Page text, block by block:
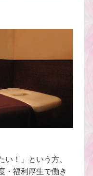
い！」という方、
・福利厚生で働き